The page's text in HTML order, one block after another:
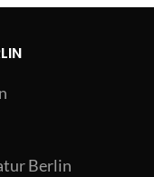
Berlin